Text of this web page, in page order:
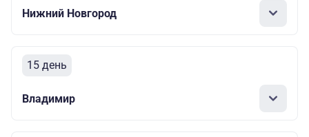
Нижний Новгород
15 день
Владимир